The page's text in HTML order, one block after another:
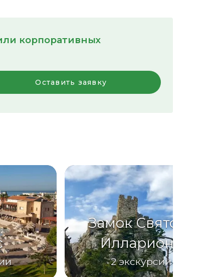
корпоративных
Оставить заявку
Замок Святого
Иллариона
2 экскурсии